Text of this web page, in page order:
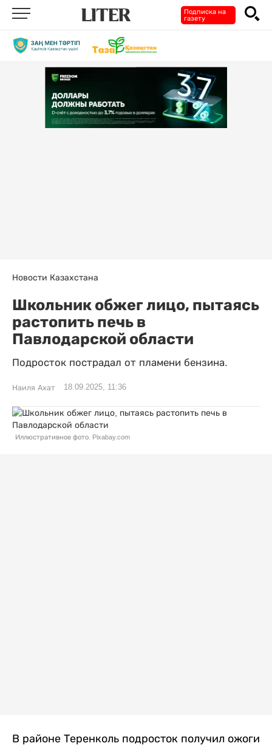
Подписка на
газету
Новости Казахстана
Школьник обжег лицо, пытаясь
растопить печь в
Павлодарской области
Подросток пострадал от пламени бензина.
Наиля Ахат 18.09.2025, 11:36
Иллюстративное фото. Pixabay.com
В районе Теренколь подросток получил ожоги